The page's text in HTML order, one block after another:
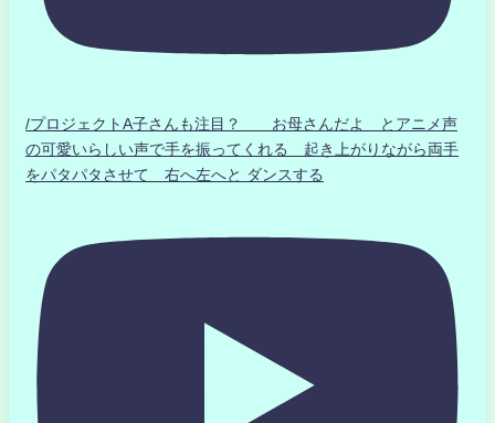
/プロジェクトA子さんも注目？ お母さんだよ とアニメ声
の可愛いらしい声で手を振ってくれる 起き上がりながら両手
をパタパタさせて 右へ左へと ダンスする